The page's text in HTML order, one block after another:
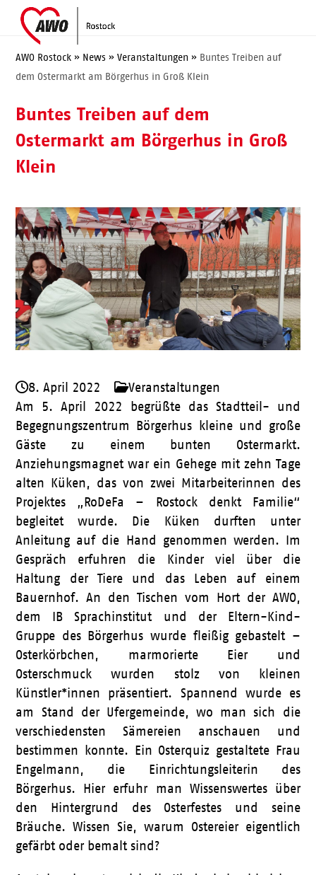
content
Open
mobile
menu
Close
mobile
menu
AWO Rostock » News »Veranstaltungen » Buntes Treiben auf
dem Ostermarkt am Börgerhus in Groß Klein
Buntes Treiben auf dem
Ostermarkt am Börgerhus in Groß
Klein
8. April 2022
Veranstaltungen
Am 5. April 2022 begrüßte das Stadtteil- und
Begegnungszentrum Börgerhus kleine und große
Gäste zu einem bunten Ostermarkt.
Anziehungsmagnet war ein Gehege mit zehn Tage
alten Küken, das von zwei Mitarbeiterinnen des
Projektes „RoDeFa – Rostock denkt Familie“
begleitet wurde. Die Küken durften unter
Anleitung auf die Hand genommen werden. Im
Gespräch erfuhren die Kinder viel über die
Haltung der Tiere und das Leben auf einem
Bauernhof. An den Tischen vom Hort der AWO,
dem IB Sprachinstitut und der Eltern-Kind-
Gruppe des Börgerhus wurde fleißig gebastelt –
Osterkörbchen, marmorierte Eier und
Osterschmuck wurden stolz von kleinen
Künstler*innen präsentiert. Spannend wurde es
am Stand der Ufergemeinde, wo man sich die
verschiedensten Sämereien anschauen und
bestimmen konnte. Ein Osterquiz gestaltete Frau
Engelmann, die Einrichtungsleiterin des
Börgerhus. Hier erfuhr man Wissenswertes über
den Hintergrund des Osterfestes und seine
Bräuche. Wissen Sie, warum Ostereier eigentlich
gefärbt oder bemalt sind?